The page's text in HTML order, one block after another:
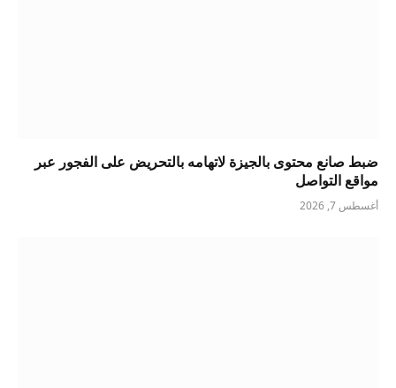
ضبط صانع محتوى بالجيزة لاتهامه بالتحريض على الفجور عبر
مواقع التواصل
أغسطس 7, 2026